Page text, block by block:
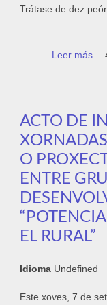
Trátase de dez
Leer más
ACTO DE
O
ENTRE
EL RURAL”
Idioma Undefined
Este xoves, 7 de